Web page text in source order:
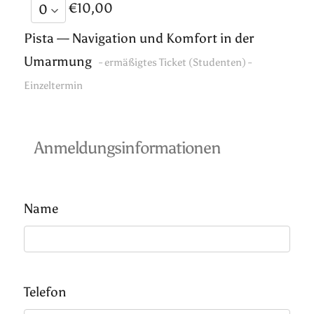
€10,00
Pista — Navigation und Komfort in der
Umarmung - ermäßigtes Ticket (Studenten) -
Einzeltermin
Anmeldungsinformationen
Name
Telefon